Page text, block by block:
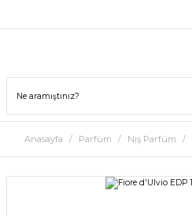
Anasayfa Parfüm Niş Parfüm